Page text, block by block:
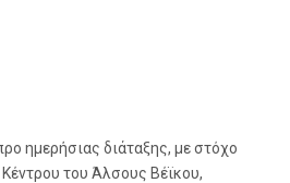
ημερήσιας διάταξης, με στόχο
του Άλσους Βέϊκου,